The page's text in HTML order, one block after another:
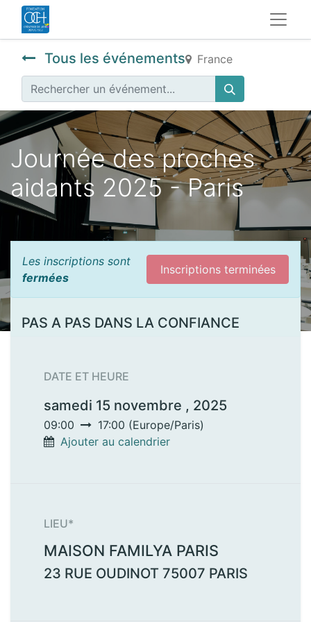
Tous les événements France
Journée des proches
aidants 2025 - Paris
Les inscriptions sont
fermées
Inscriptions terminées
PAS A PAS DANS LA CONFIANCE
DATE ET HEURE
samedi 15 novembre , 2025
09:00 17:00 (Europe/Paris)
Ajouter au calendrier
LIEU*
MAISON FAMILYA PARIS
23 RUE OUDINOT 75007 PARIS